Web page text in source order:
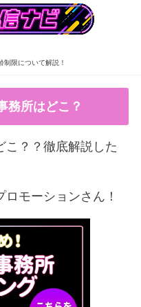
限について解説！
務所はどこ？
こ？？徹底解説した
モーションさん！